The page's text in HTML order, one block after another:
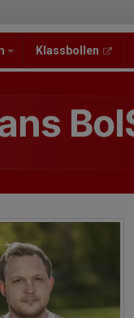
Klassbollen